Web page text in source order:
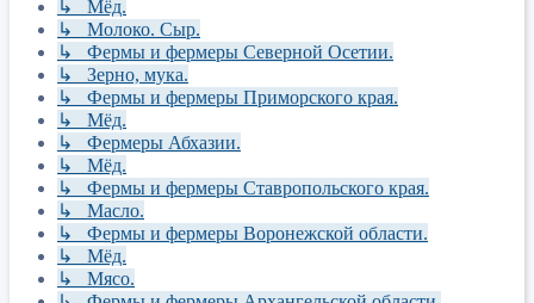
↳ Мёд.
↳ Молоко. Сыр.
↳ Фермы и фермеры Северной Осетии.
↳ Зерно, мука.
↳ Фермы и фермеры Приморского края.
↳ Мёд.
↳ Фермеры Абхазии.
↳ Мёд.
↳ Фермы и фермеры Ставропольского края.
↳ Масло.
↳ Фермы и фермеры Воронежской области.
↳ Мёд.
↳ Мясо.